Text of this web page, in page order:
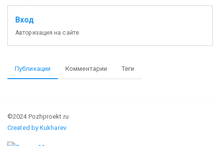
Вход
Авторизация на сайте.
Публикации Комментарии Теги
©2024 Pozhproekt.ru
Created by Kukharev